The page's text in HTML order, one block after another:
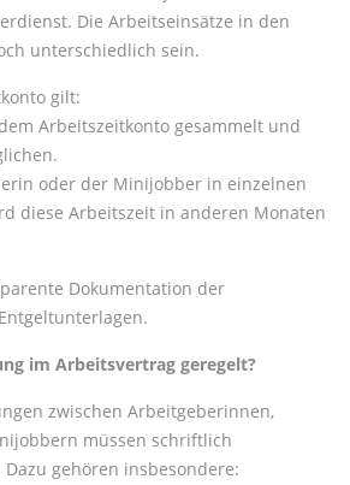
Die Arbeitseinsätze in den
unterschiedlich sein.
gilt:
Arbeitszeitkonto gesammelt und
oder der Minijobber in einzelnen
diese Arbeitszeit in anderen Monaten
Dokumentation der
im Arbeitsvertrag geregelt?
zwischen Arbeitgeberinnen,
müssen schriftlich
gehören insbesondere: